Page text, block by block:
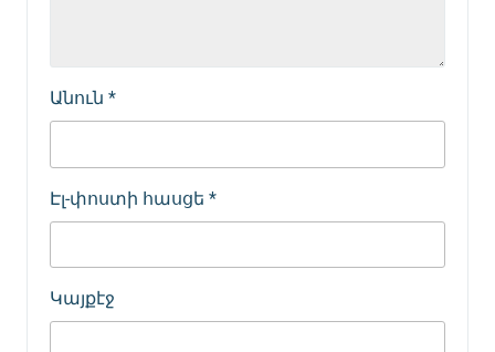
Անուն *
Էլ-փոստի հասցե *
Կայքէջ